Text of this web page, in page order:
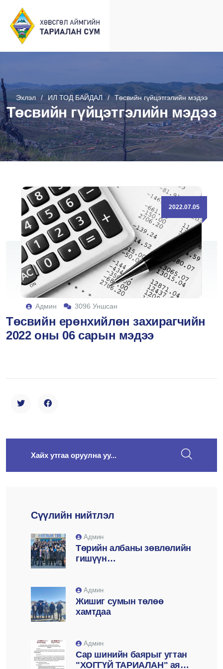
Эхлэл ИЛ ТОД БАЙДАЛ Төсвийн гүйцэтгэлийн мэдээ
Төсвийн гүйцэтгэлийн мэдээ
2022.07.05
Админ 3096 Уншсан
Төсвийн ерөнхийлөн захирагчийн
2022 оны 06 сарын мэдээ
Сүүлийн нийтлэл
Админ
Төрийн албаны зөвлөлийн
гишүүн
суманд ажиллаа
Админ
Жишиг сумын төлөө
хамтдаа
Админ
Сар шинийн баярыг угтан
"ХОГГҮЙ ТАРИАЛАН" аянг